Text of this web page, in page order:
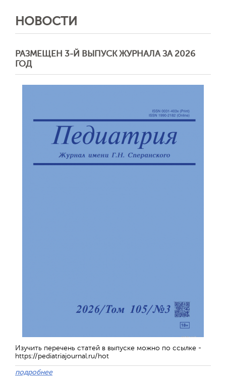
НОВОСТИ
РАЗМЕЩЕН 3-Й ВЫПУСК ЖУРНАЛА ЗА 2026
ГОД
Изучить перечень статей в выпуске можно по ссылке -
https://pediatriajournal.ru/hot
подробнее